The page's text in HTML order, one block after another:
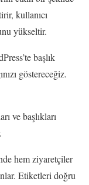
kullanıcı
yükseltir.
başlık
göstereceğiz.
ve başlıkları
hem ziyaretçiler
Etiketleri doğru